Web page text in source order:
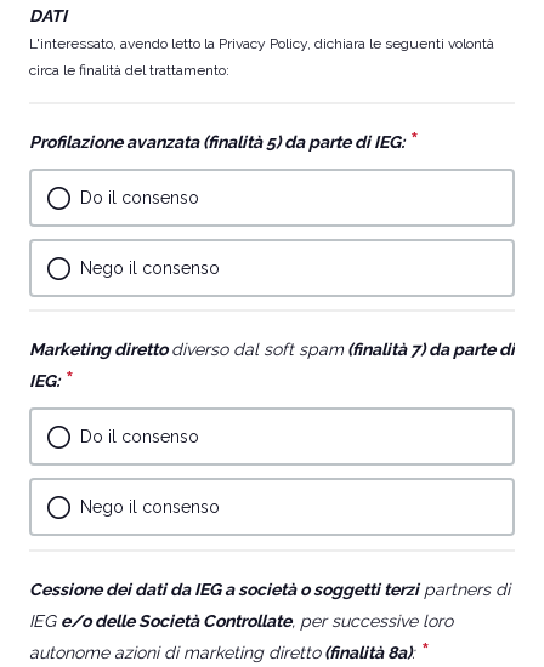
DATI
L'interessato, avendo letto la Privacy Policy, dichiara le seguenti volontà
circa le finalità del trattamento:
Profilazione avanzata (finalità 5) da parte di IEG: *
question
required.
Do il consenso
Nego il consenso
Marketing direttodiverso dal soft spam(finalità 7) da parte di
IEG: *
question
is
required.
Do il consenso
Nego il consenso
Cessione dei dati da IEG a società o soggetti terzipartners di
IEG e/o delle Società Controllate, per successive loro
autonome azioni di marketing diretto(finalità 8a): *